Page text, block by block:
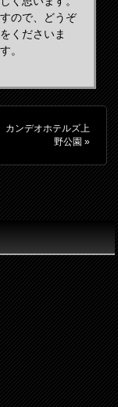
ので、どうぞ
くださいま
。
カンデオホテルズ上
野公園 »